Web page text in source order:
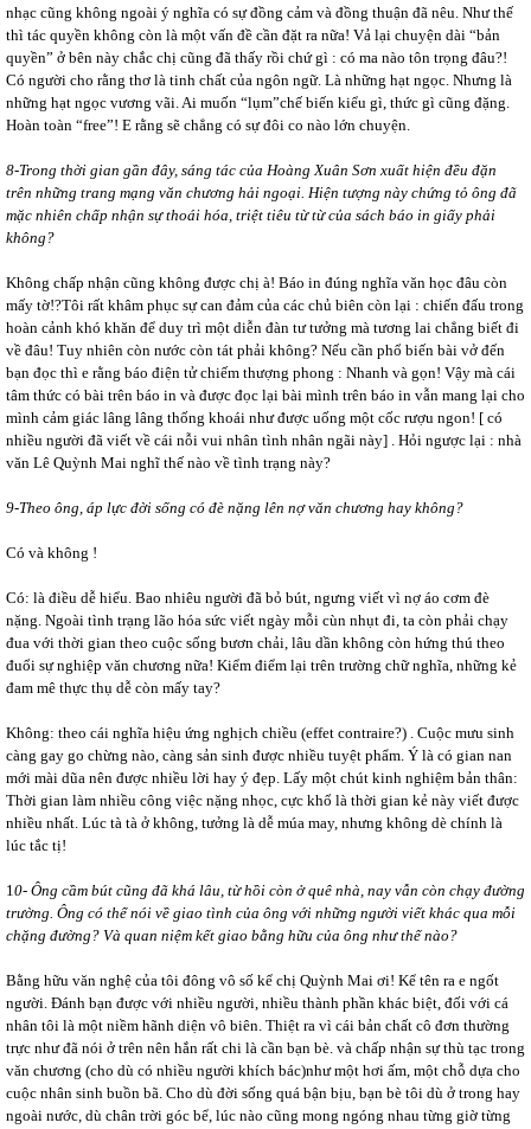
nhạc cũng không ngoài ý nghĩa có sự đồng cảm và đồng thuận đã nêu. Như thế
thì tác quyền không còn là một vấn đề cần đặt ra nữa! Vả lại chuyện dài “bản
quyền” ở bên này chắc chị cũng đã thấy rồi chứ gì : có ma nào tôn trọng đâu?!
Có người cho rằng thơ là tinh chất của ngôn ngữ. Là những hạt ngọc. Nhưng là
những hạt ngọc vương vãi. Ai muốn “lụm”chế biến kiểu gì, thức gì cũng đặng.
Hoàn toàn “free”! E rằng sẽ chẳng có sự đôi co nào lớn chuyện.
8-Trong thời gian gần đây, sáng tác của Hoàng Xuân Sơn xuất hiện đều đặn
trên những trang mạng văn chương hải ngoại. Hiện tượng này chứng tỏ ông đã
mặc nhiên chấp nhận sự thoái hóa, triệt tiêu từ từ của sách báo in giấy phải
không?
Không chấp nhận cũng không được chị à! Báo in đúng nghĩa văn học đâu còn
mấy tờ!?Tôi rất khâm phục sự can đảm của các chủ biên còn lại : chiến đấu trong
hoàn cảnh khó khăn để duy trì một diễn đàn tư tưởng mà tương lai chẳng biết đi
về đâu! Tuy nhiên còn nước còn tát phải không? Nếu cần phổ biến bài vở đến
bạn đọc thì e rằng báo điện tử chiếm thượng phong : Nhanh và gọn! Vậy mà cái
tâm thức có bài trên báo in và được đọc lại bài mình trên báo in vẫn mang lại cho
mình cảm giác lâng lâng thống khoái như được uống một cốc rượu ngon! [ có
nhiều người đã viết về cái nỗi vui nhân tình nhân ngãi này] . Hỏi ngược lại : nhà
văn Lê Quỳnh Mai nghĩ thế nào về tình trạng này?
9-Theo ông, áp lực đời sống có đè nặng lên nợ văn chương hay không?
Có và không !
Có: là điều dễ hiểu. Bao nhiêu người đã bỏ bút, ngưng viết vì nợ áo cơm đè
nặng. Ngoài tình trạng lão hóa sức viết ngày mỗi cùn nhụt đi, ta còn phải chạy
đua với thời gian theo cuộc sống bươn chải, lâu dần không còn hứng thú theo
đuổi sự nghiệp văn chương nữa! Kiểm điểm lại trên trường chữ nghĩa, những kẻ
đam mê thực thụ dễ còn mấy tay?
Không: theo cái nghĩa hiệu ứng nghịch chiều (effet contraire?) . Cuộc mưu sinh
càng gay go chừng nào, càng sản sinh được nhiều tuyệt phẩm. Ý là có gian nan
mới mài dũa nên được nhiều lời hay ý đẹp. Lấy một chút kinh nghiệm bản thân:
Thời gian làm nhiều công việc nặng nhọc, cực khổ là thời gian kẻ này viết được
nhiều nhất. Lúc tà tà ở không, tưởng là dễ múa may, nhưng không dè chính là
lúc tắc tị!
10- Ông cầm bút cũng đã khá lâu, từ hồi còn ở quê nhà, nay vẫn còn chạy đường
trường. Ông có thể nói về giao tình của ông với những người viết khác qua mỗi
chặng đường? Và quan niệm kết giao bằng hữu của ông như thế nào?
Bằng hữu văn nghệ của tôi đông vô số kể chị Quỳnh Mai ơi! Kể tên ra e ngốt
người. Đánh bạn được với nhiều người, nhiều thành phần khác biệt, đối với cá
nhân tôi là một niềm hãnh diện vô biên. Thiệt ra vì cái bản chất cô đơn thường
trực như đã nói ở trên nên hắn rất chi là cần bạn bè. và chấp nhận sự thù tạc trong
văn chương (cho dù có nhiều người khích bác)như một hơi ấm, một chỗ dựa cho
cuộc nhân sinh buồn bã. Cho dù đời sống quá bận bịu, bạn bè tôi dù ở trong hay
ngoài nước, dù chân trời góc bể, lúc nào cũng mong ngóng nhau từng giờ từng